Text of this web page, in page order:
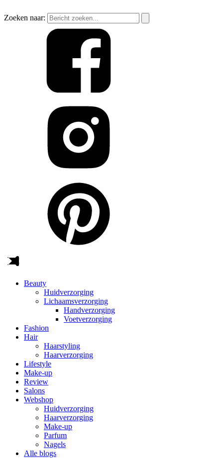
Zoeken naar:
Beauty
Huidverzorging
Lichaamsverzorging
Handverzorging
Voetverzorging
Fashion
Hair
Haarstyling
Haarverzorging
Lifestyle
Make-up
Review
Salons
Webshop
Huidverzorging
Haarverzorging
Make-up
Parfum
Nagels
Alle blogs